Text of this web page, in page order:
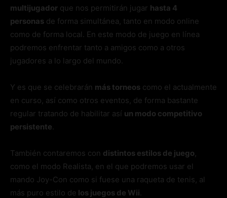
multijugador que nos permitirán jugar hasta 4
personas de forma simultánea, tanto en modo online
como de forma local. En este modo de juego en línea
podremos enfrentar tanto a amigos como a otros
jugadores a lo largo del mundo.
Y es que se celebrarán más torneos como el actualmente
en curso, así como otros eventos, de forma bastante
regular tratando de habilitar así un modo competitivo
persistente.
También contaremos con distintos estilos de juego,
como el modo Realista, en el que podremos usar el
mando Joy-Con como si fuese una raqueta de tenis, al
más puro estilo de los juegos de Wii.